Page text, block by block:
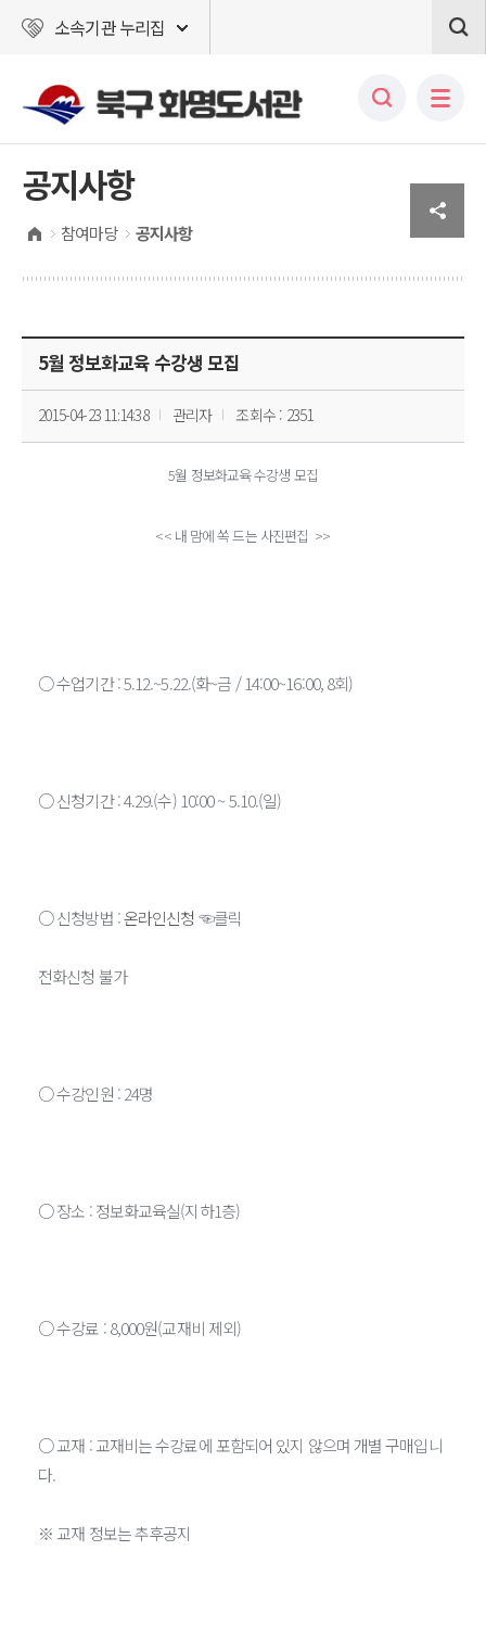
소속기관 누리집
공지사항
참여마당 공지사항
5월 정보화교육 수강생 모집
2015-04-23 11:14:38 관리자 조회수 : 2351
5월 정보화교육 수강생 모집
<< 내 맘에 쏙 드는 사진편집 >>
○ 수업기간 : 5.12.~5.22.(화~금 / 14:00~16:00, 8회)
○ 신청기간 : 4.29.(수) 10:00 ~ 5.10.(일)
○ 신청방법 :온라인신청 ☜클릭
전화신청 불가
○ 수강인원 : 24명
○ 장소 : 정보화교육실(지하1층)
○ 수강료 : 8,000원(교재비 제외)
○ 교재 : 교재비는 수강료에 포함되어 있지 않으며 개별 구매입니
다.
※ 교재 정보는 추후공지